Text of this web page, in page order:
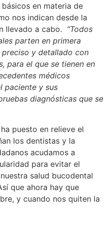
en materia de
nos indican desde la
llevado a cabo.
“Todos
parten en primera
y detallado con
para el que se tienen en
médicos
paciente y sus
diagnósticas que se
puesto en relieve el
los dentistas y la
acudamos a
para evitar el
salud bucodental
que ahora hay que
y cuando nos quiten la